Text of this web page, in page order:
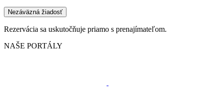
Nezáväzná žiadosť
Rezervácia sa uskutočňuje priamo s prenajímateľom.
NAŠE PORTÁLY